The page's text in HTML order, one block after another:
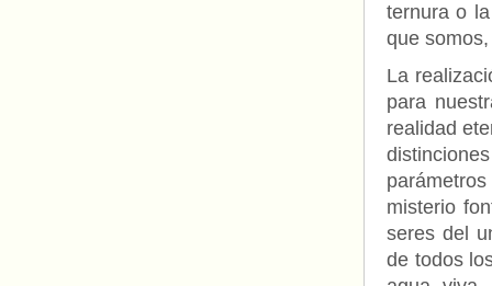
ternura o
que
La
para
realidad
misterio
seres del
de todos